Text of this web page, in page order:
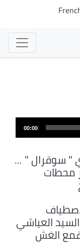
00:00
" سوقرال " ...
محطات
العياشي
قمع الغش